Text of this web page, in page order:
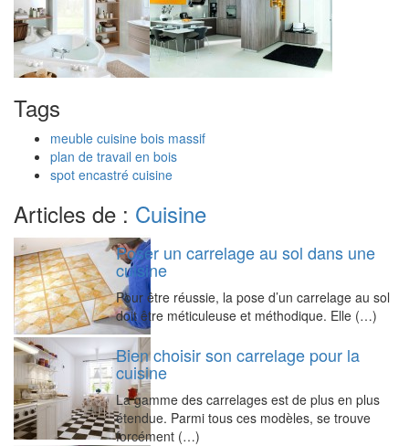
Tags
meuble cuisine bois massif
plan de travail en bois
spot encastré cuisine
Articles de : Cuisine
Poser un carrelage au sol dans une
cuisine
Pour être réussie, la pose d’un carrelage au sol
doit être méticuleuse et méthodique. Elle (…)
Bien choisir son carrelage pour la
cuisine
La gamme des carrelages est de plus en plus
étendue. Parmi tous ces modèles, se trouve
forcément (…)